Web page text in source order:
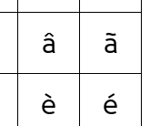
â
ã
è
é